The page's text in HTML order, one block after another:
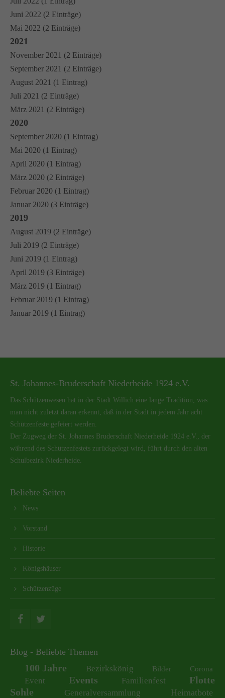
Juni 2022 (2 Einträge)
Mai 2022 (2 Einträge)
2021
November 2021 (2 Einträge)
September 2021 (2 Einträge)
August 2021 (1 Eintrag)
Juli 2021 (2 Einträge)
März 2021 (2 Einträge)
2020
September 2020 (1 Eintrag)
Mai 2020 (1 Eintrag)
April 2020 (1 Eintrag)
März 2020 (2 Einträge)
Februar 2020 (1 Eintrag)
Januar 2020 (3 Einträge)
2019
August 2019 (2 Einträge)
Juli 2019 (2 Einträge)
Juni 2019 (1 Eintrag)
April 2019 (3 Einträge)
März 2019 (1 Eintrag)
Februar 2019 (1 Eintrag)
Januar 2019 (1 Eintrag)
St. Johannes-Bruderschaft Niederheide 1924 e.V.
Das Schützenwesen hat in der Stadt Willich eine lange Tradition, was
man nicht zuletzt daran erkennt, daß in der Stadt in jedem Jahr acht
Schützenfeste gefeiert werden.
Der Zugweg der St. Johannes Bruderschaft Niederheide 1924 e.V., der
während des Schützenfestets zurückgelegt wird, führt durch den alten
Schulbezirk Niederheide.
Beliebte Seiten
News
Vorstand
Historie
Königshäuser
Schützenzüge
Blog - Beliebte Themen
100 Jahre Bezirkskönig Bilder Corona
Event Events Familienfest
Flotte
Sohle
Generalversammlung Heimatbote